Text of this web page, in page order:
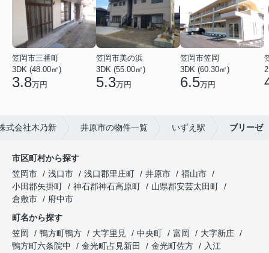
笠岡市三番町
3DK (48.00㎡)
3.8万円
笠岡市美の浜
3DK (55.00㎡)
5.3万円
笠岡市笠岡
3DK (60.30㎡)
6.5万円
式会社木乃新 井原市の物件一覧 いずえ駅 ブリーゼ
市区町村から探す
笠岡市
浅口市 浅口郡里庄町 井原市
福山市
小田郡矢掛町
神石郡神石高原町
山県郡安芸太田町
倉敷市
府中市
町名から探す
笠岡
鴨方町鴨方 大字里見 中央町 富岡
大字新庄
鴨方町六条院中
金光町占見新田 金光町佐方
入江